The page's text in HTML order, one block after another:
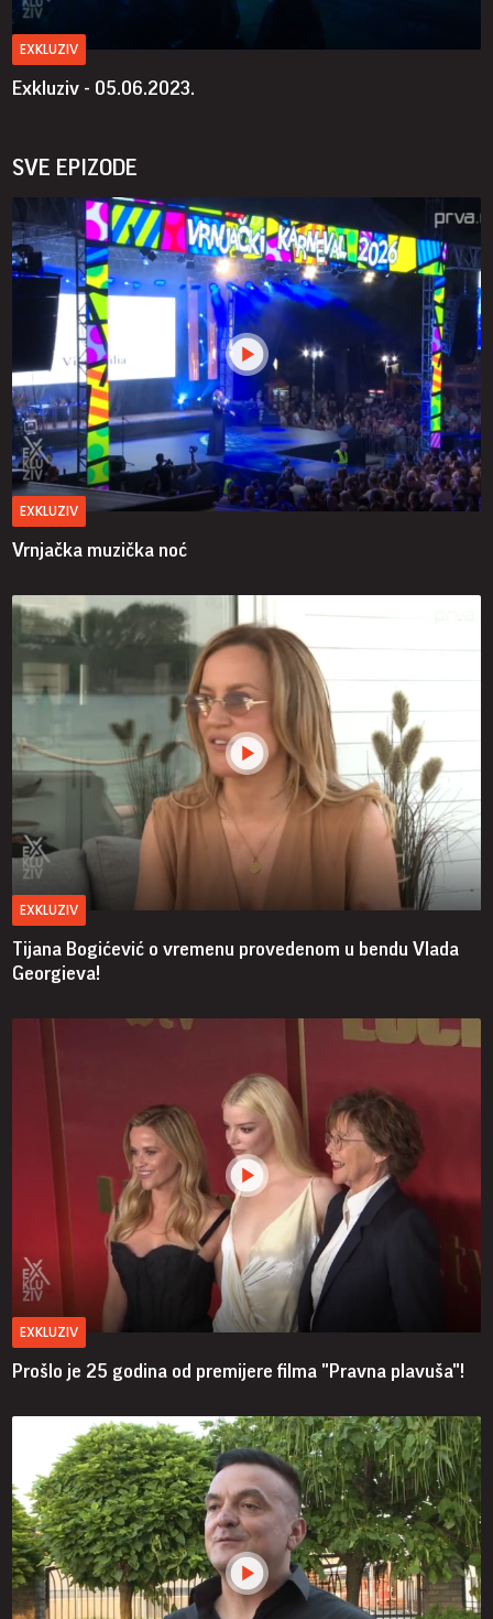
EXKLUZIV
Exkluziv - 05.06.2023.
SVE EPIZODE
EXKLUZIV
Vrnjačka muzička noć
EXKLUZIV
Tijana Bogićević o vremenu provedenom u bendu Vlada
Georgieva!
EXKLUZIV
Prošlo je 25 godina od premijere filma "Pravna plavuša"!